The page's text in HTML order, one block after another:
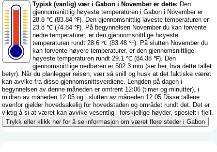
Typisk (vanlig) vær i Gabon i November er dette: Den
gjennomsnittlig høyeste temperaturen i Gabon i November er
28.8 ℃ (83.84 ℉). Den gjennomsnittlig laveste temperaturen er
23.8 ℃ (74.84 ℉). På begynnelsen November du kan forvente
nedre temperaturer, er den gjennomsnittlige høyeste
temperaturen rundt 28.6 ℃ (83.48 ℉). På slutten November du
kan forvente høyere temperaturer, er den gjennomsnittlige
høyeste temperaturen rundt 29.1 ℃ (84.38 ℉). Den
gjennomsnittlige nedbøren er 502.3 mm (ser her, hva dette tallet
betyr). Når du planlegger reisen, vær så snill og husk at det faktiske været
kan avvike fra disse gjennomsnittsverdiene. Lengden på dagen i
begynnelsen av denne måneden er omtrent 12:06 (timer og minutter), i
midten av måneden 12:05 og i slutten av måneden 12:05.Disse tallene
ovenfor gjelder hovedsakelig for hovedstaden og området rundt det. Det er
viktig å si at været kan avvike vesentlig i forskjellige høyder, spesielt i fjell.
Trykk eller klikk her for å se informasjon om været flere steder i Gabon